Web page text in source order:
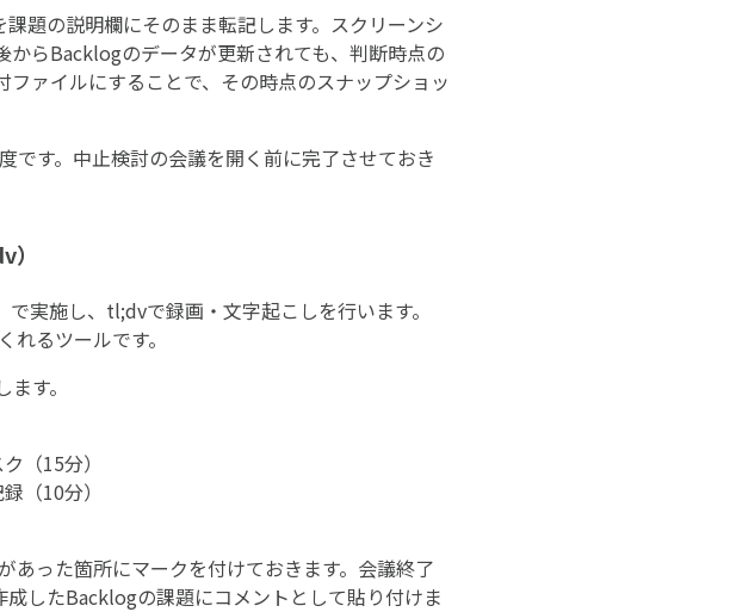
題の説明欄にそのまま転記します。スクリーンシ
らBacklogのデータが更新されても、判断時点の
ァイルにすることで、その時点のスナップショッ
です。中止検討の会議を開く前に完了させておき
実施し、tl;dvで録画・文字起こしを行います。
るツールです。
す。
（15分）
（10分）
った箇所にマークを付けておきます。会議終了
したBacklogの課題にコメントとして貼り付けま